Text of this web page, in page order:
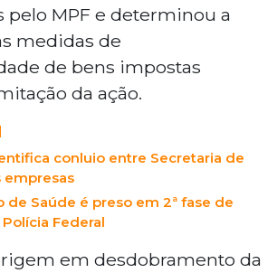
pelo MPF e determinou a
medidas de
de bens impostas
da ação.
conluio entre Secretaria de
empresas
de Saúde é preso em 2ª fase de
Federal
em desdobramento da